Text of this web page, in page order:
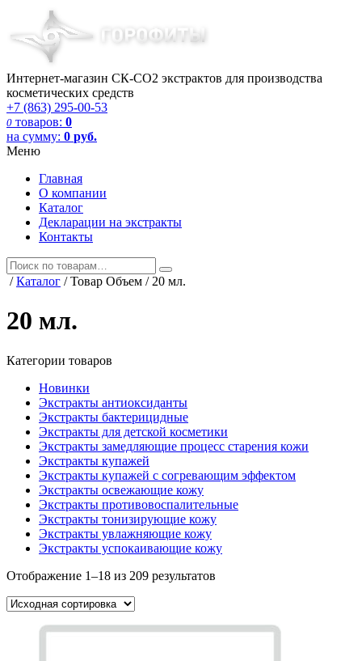
Интернет-магазин СК-СО2 экстрактов для производства
косметических средств
+7 (863) 295-00-53
0 товаров: 0
на сумму: 0 руб.
Меню
Главная
О компании
Каталог
Декларации на экстракты
Контакты
/Каталог /Товар Объем / 20 мл.
20 мл.
Категории товаров
Новинки
Экстракты антиоксиданты
Экстракты бактерицидные
Экстракты для детской косметики
Экстракты замедляющие процесс старения кожи
Экстракты купажей
Экстракты купажей с согревающим эффектом
Экстракты освежающие кожу
Экстракты противовоспалительные
Экстракты тонизирующие кожу
Экстракты увлажняющие кожу
Экстракты успокаивающие кожу
Отображение 1–18 из 209 результатов